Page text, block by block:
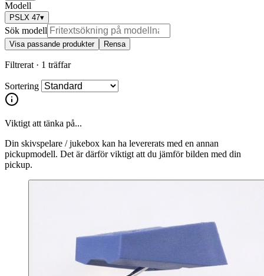
Modell
PSLX 47▾
Sök modell
Visa passande produkter Rensa
Filtrerat · 1 träffar
Sortering
Viktigt att tänka på...
Din skivspelare / jukebox kan ha levererats med en annan
pickupmodell. Det är därför viktigt att du jämför bilden med din
pickup.